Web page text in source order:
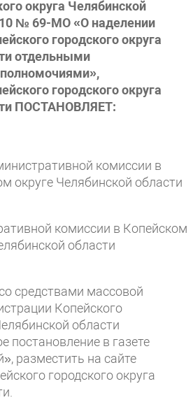
округа Челябинской
№ 69-МО «О наделении
городского округа
отдельными
городского округа
ПОСТАНОВЛЯЕТ:
комиссии в
округе Челябинской области
комиссии в Копейском
области
средствами массовой
Копейского
области
постановление в газете
разместить на сайте
городского округа